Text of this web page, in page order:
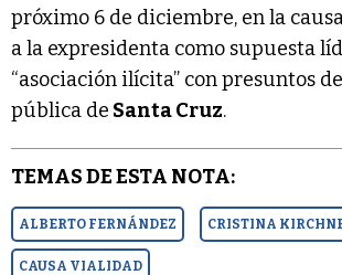
próximo 6 de diciembre, en la
a la expresidenta como supuesta
“asociación ilícita” con presuntos
pública de Santa Cruz.
TEMAS DE ESTA NOTA:
ALBERTO FERNÁNDEZ CRISTINA
CAUSA VIALIDAD